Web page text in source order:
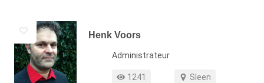
Henk Voors
FunctieAdministrateur
Profiel weergaven
1241
Werkgebied Sleen